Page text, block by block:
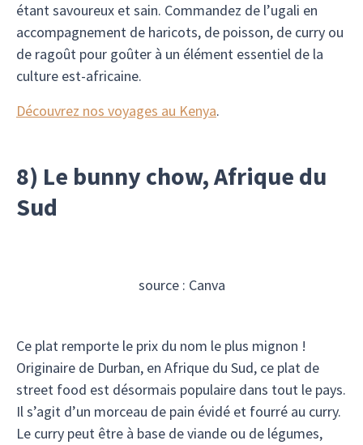
étant savoureux et sain. Commandez de l’ugali en
accompagnement de haricots, de poisson, de curry ou
de ragoût pour goûter à un élément essentiel de la
culture est-africaine.
Découvrez nos voyages au Kenya.
8) Le bunny chow, Afrique du
Sud
source : Canva
Ce plat remporte le prix du nom le plus mignon !
Originaire de Durban, en Afrique du Sud, ce plat de
street food est désormais populaire dans tout le pays.
Il s’agit d’un morceau de pain évidé et fourré au curry.
Le curry peut être à base de viande ou de légumes,